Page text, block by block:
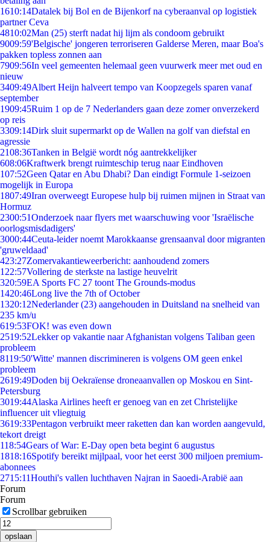
1610:14Datalek bij Bol en de Bijenkorf na cyberaanval op logistiek
partner Ceva
4810:02Man (25) sterft nadat hij lijm als condoom gebruikt
9009:59'Belgische' jongeren terroriseren Galderse Meren, maar Boa's
pakken topless zonnen aan
7909:56In veel gemeenten helemaal geen vuurwerk meer met oud en
nieuw
3409:49Albert Heijn halveert tempo van Koopzegels sparen vanaf
september
1909:45Ruim 1 op de 7 Nederlanders gaan deze zomer onverzekerd
op reis
3309:14Dirk sluit supermarkt op de Wallen na golf van diefstal en
agressie
2108:36Tanken in België wordt nóg aantrekkelijker
608:06Kraftwerk brengt ruimteschip terug naar Eindhoven
107:52Geen Qatar en Abu Dhabi? Dan eindigt Formule 1-seizoen
mogelijk in Europa
1807:49Iran overweegt Europese hulp bij ruimen mijnen in Straat van
Hormuz
2300:51Onderzoek naar flyers met waarschuwing voor 'Israëlische
oorlogsmisdadigers'
3000:44Ceuta-leider noemt Marokkaanse grensaanval door migranten
'gruweldaad'
423:27Zomervakantieweerbericht: aanhoudend zomers
1 22:57Vollering de sterkste na lastige heuvelrit
320:59EA Sports FC 27 toont The Grounds-modus
1420:46Long live the 7th of October
1320:12Nederlander (23) aangehouden in Duitsland na snelheid van
235 km/u
619:53FOK! was even down
2519:52Lekker op vakantie naar Afghanistan volgens Taliban geen
probleem
8119:50'Witte' mannen discrimineren is volgens OM geen enkel
probleem
2619:49Doden bij Oekraïense droneaanvallen op Moskou en Sint-
Petersburg
3019:44Alaska Airlines heeft er genoeg van en zet Christelijke
influencer uit vliegtuig
3619:33Pentagon verbruikt meer raketten dan kan worden aangevuld,
tekort dreigt
118:54Gears of War: E-Day open beta begint 6 augustus
1818:16Spotify bereikt mijlpaal, voor het eerst 300 miljoen premium-
abonnees
2715:11Houthi's vallen luchthaven Najran in Saoedi-Arabië aan
Forum
Forum
Scrollbar gebruiken
opslaan